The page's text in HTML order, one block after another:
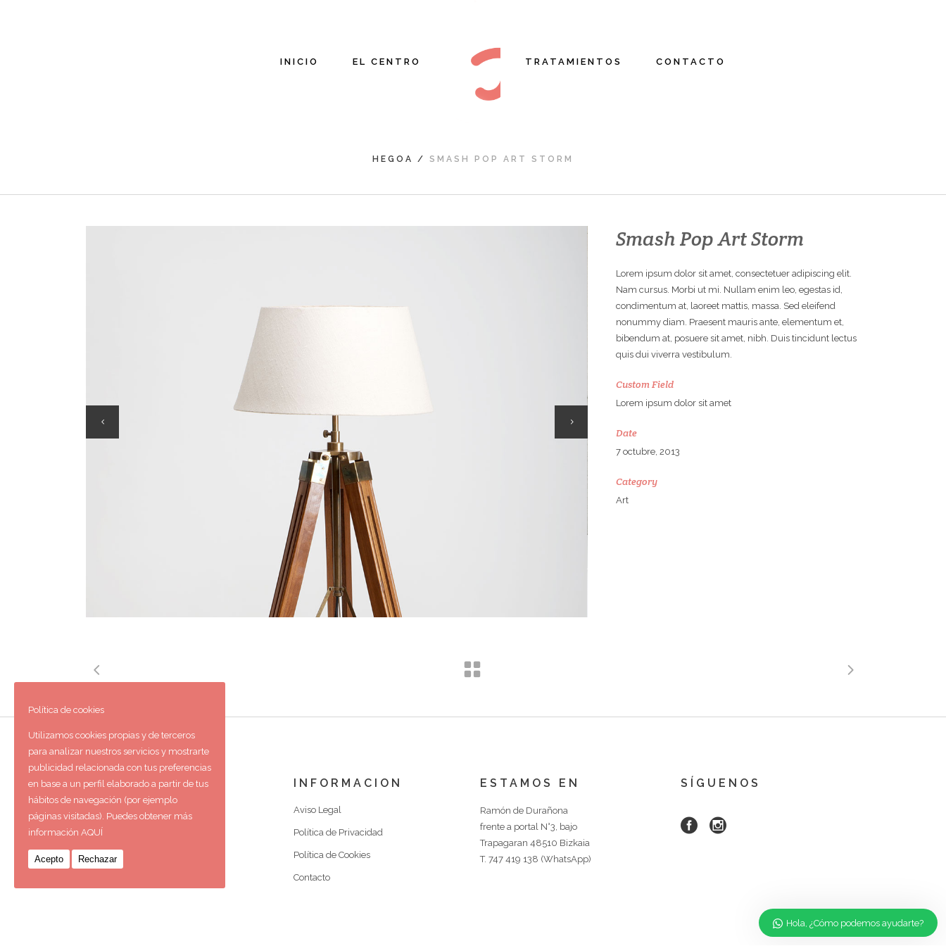
INICIO EL CENTRO TRATAMIENTOS CONTACTO
HEGOA / SMASH POP ART STORM
Smash Pop Art Storm
Lorem ipsum dolor sit amet, consectetuer adipiscing elit.
Nam cursus. Morbi ut mi. Nullam enim leo, egestas id,
condimentum at, laoreet mattis, massa. Sed eleifend
nonummy diam. Praesent mauris ante, elementum et,
bibendum at, posuere sit amet, nibh. Duis tincidunt lectus
quis dui viverra vestibulum.
Custom Field
Lorem ipsum dolor sit amet
Date
7 octubre, 2013
Category
Art
INFORMACION
Aviso Legal
Política de Privacidad
Política de Cookies
Contacto
ESTAMOS EN
Ramón de Durañona
frente a portal N°3, bajo
Trapagaran 48510 Bizkaia
T. 747 419 138 (WhatsApp)
SÍGUENOS
Hola, ¿Cómo podemos ayudarte?
Política de cookies
Utilizamos cookies propias y de terceros
para analizar nuestros servicios y mostrarte
publicidad relacionada con tus preferencias
en base a un perfil elaborado a partir de tus
hábitos de navegación (por ejemplo
páginas visitadas). Puedes obtener más
información AQUÍ
Acepto Rechazar